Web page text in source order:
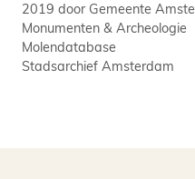
2019 door Gemeente
Monumenten & Archeologie
Molendatabase
Stadsarchief Amsterdam